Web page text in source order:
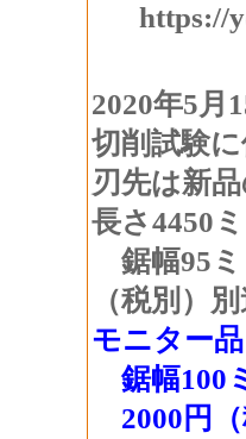
https://
2020年5月
切削試験
刃先は新
長さ4450
鋸幅95
（税別）
モニター
鋸幅100
2000円（